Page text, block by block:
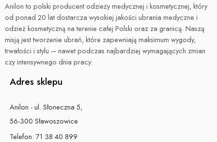
Anilon to polski producent odzieży medycznej i kosmetycznej, który
od ponad 20 lat dostarcza wysokiej jakości ubrania medyczne i
odzież kosmetyczną na terenie całej Polski oraz za granicą. Naszą
misją jest tworzenie ubrań, które zapewniają maksimum wygody,
trwałości i stylu – nawet podczas najbardziej wymagających zmian
czy intensywnego dnia pracy.
Adres sklepu
Anilon - ul. Słoneczna 5,
56-300 Sławoszowice
Telefon: 71 38 40 899